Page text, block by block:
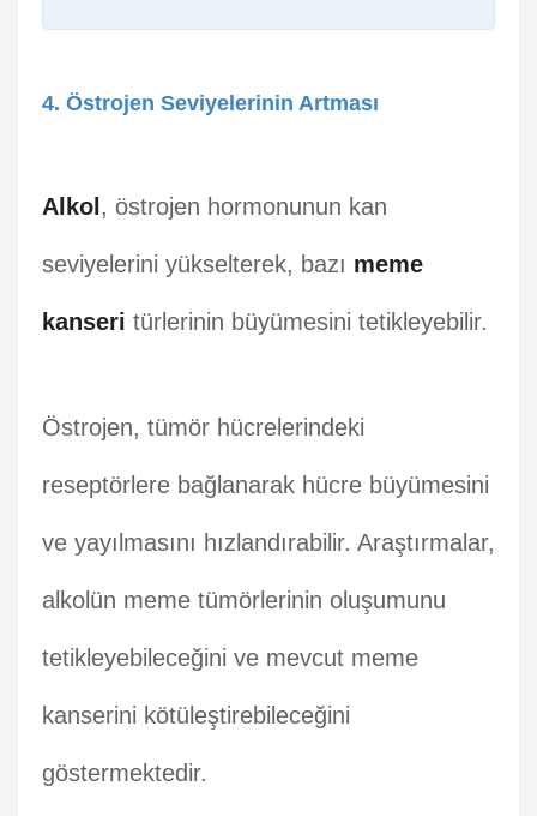
4. Östrojen Seviyelerinin Artması
Alkol , östrojen hormonunun kan
seviyelerini yükselterek, bazı meme
kanseri türlerinin büyümesini tetikleyebilir.
Östrojen, tümör hücrelerindeki
reseptörlere bağlanarak hücre büyümesini
ve yayılmasını hızlandırabilir. Araştırmalar,
alkolün meme tümörlerinin oluşumunu
tetikleyebileceğini ve mevcut meme
kanserini kötüleştirebileceğini
göstermektedir.